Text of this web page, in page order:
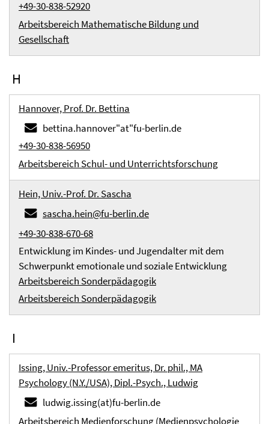
+49-30-838-52920
Arbeitsbereich Mathematische Bildung und
Gesellschaft
H
Hannover, Prof. Dr. Bettina
bettina.hannover"at"fu-berlin.de
+49-30-838-56950
Arbeitsbereich Schul- und Unterrichtsforschung
Hein, Univ.-Prof. Dr. Sascha
sascha.hein@fu-berlin.de
+49-30-838-670-68
Entwicklung im Kindes- und Jugendalter mit dem
Schwerpunkt emotionale und soziale Entwicklung
Arbeitsbereich Sonderpädagogik
Arbeitsbereich Sonderpädagogik
I
Issing, Univ.-Professor emeritus, Dr. phil., MA
Psychology (N.Y./USA), Dipl.-Psych., Ludwig
ludwig.issing(at)fu-berlin.de
Arbeitsbereich Medienforschung (Medienpsychologie